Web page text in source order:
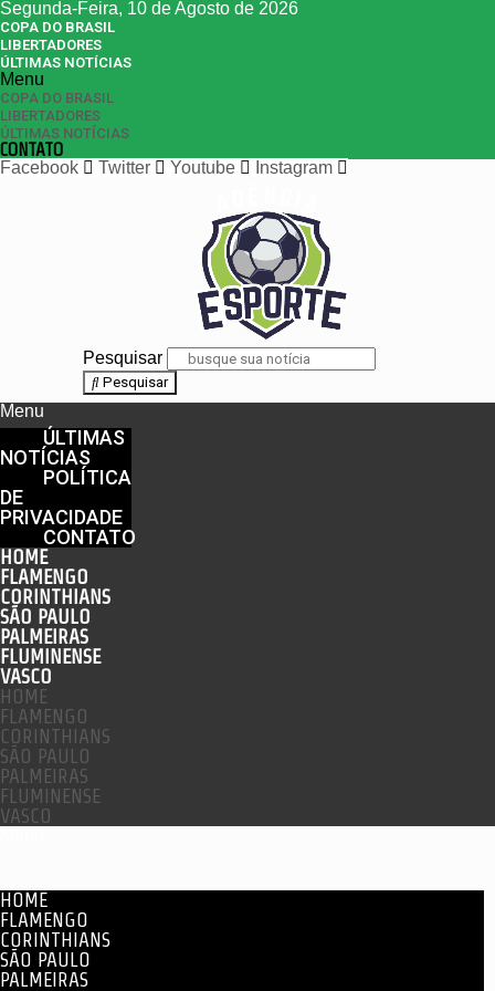
Segunda-Feira, 10 de Agosto de 2026
COPA DO BRASIL
LIBERTADORES
ÚLTIMAS NOTÍCIAS
Menu
COPA DO BRASIL
LIBERTADORES
ÚLTIMAS NOTÍCIAS
CONTATO
Facebook
Twitter Youtube Instagram
Pesquisar
Pesquisar
Menu
ÚLTIMAS
NOTÍCIAS
POLÍTICA
DE
PRIVACIDADE
CONTATO
HOME
FLAMENGO
CORINTHIANS
SÃO PAULO
PALMEIRAS
FLUMINENSE
VASCO
HOME
FLAMENGO
CORINTHIANS
SÃO PAULO
PALMEIRAS
FLUMINENSE
VASCO
HOME
FLAMENGO
CORINTHIANS
SÃO PAULO
PALMEIRAS